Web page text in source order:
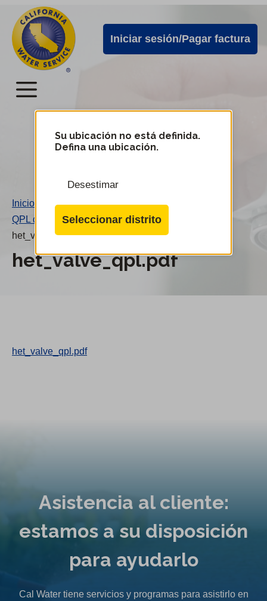
directamente
contenido
principal
Alertas
de
Cal
Water
Iniciar sesión/Pagar factura
Menú
Menú
servicio
de
Cal
Water
Su ubicación no está definida.
Defina una ubicación.
Desestimar
Seleccionar distrito
Inicio
QPL de válvula Het /
het_valve_qpl.pdf
het_valve_qpl.pdf
het_valve_qpl.pdf
Asistencia al cliente:
estamos a su disposición
para ayudarlo
Cal Water tiene servicios y programas para asistirlo en